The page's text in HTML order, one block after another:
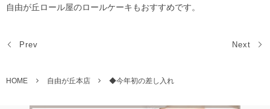
自由が丘ロール屋のロールケーキもおすすめです。
Prev Next
HOME 自由が丘本店 ◆今年初の差し入れ